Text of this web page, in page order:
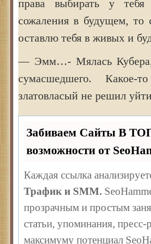
права выбирать у
сожаления в будущем, то
оставлю тебя в живых и
— Эмм…- Мялась Кубера,
сумасшедшего.
златовласый не решил
Забиваем Сайты В
возможности от
Каждая ссылка
Трафик и SMM.
прозрачным и простым
статьи, упоминания,
максимуму потенциал